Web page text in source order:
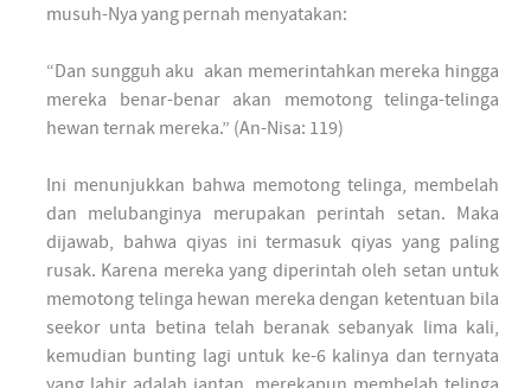
musuh-Nya yang pernah menyatakan:
“Dan sungguh aku akan memerintahkan mereka hingga
mereka benar-benar akan memotong telinga-telinga
hewan ternak mereka.” (An-Nisa: 119)
Ini menunjukkan bahwa memotong telinga, membelah
dan melubanginya merupakan perintah setan. Maka
dijawab, bahwa qiyas ini termasuk qiyas yang paling
rusak. Karena mereka yang diperintah oleh setan untuk
memotong telinga hewan mereka dengan ketentuan bila
seekor unta betina telah beranak sebanyak lima kali,
kemudian bunting lagi untuk ke-6 kalinya dan ternyata